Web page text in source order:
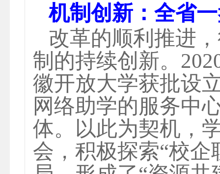
机制创新：全省
改革的顺利推进
制的持续创新。
徽开放大学获批设
网络助学的服务中
体。以此为契机，
会，积极探索“校